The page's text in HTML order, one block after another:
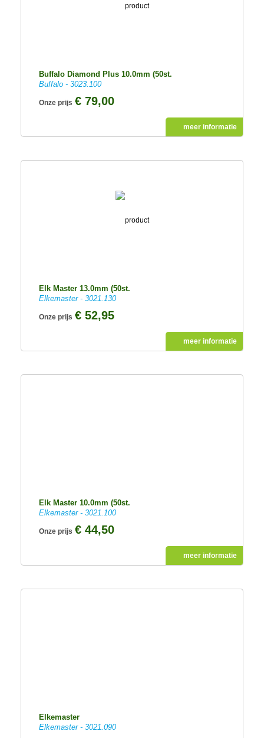
Buffalo Diamond Plus 10.0mm (50st.
Buffalo - 3023.100
Onze prijs € 79,00
meer informatie
Elk Master 13.0mm (50st.
Elkemaster - 3021.130
Onze prijs € 52,95
meer informatie
Elk Master 10.0mm (50st.
Elkemaster - 3021.100
Onze prijs € 44,50
meer informatie
Elkemaster
Elkemaster - 3021.090